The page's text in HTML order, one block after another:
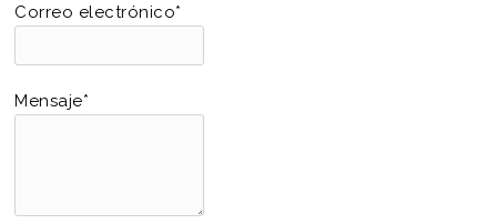
Correo electrónico*
Mensaje*